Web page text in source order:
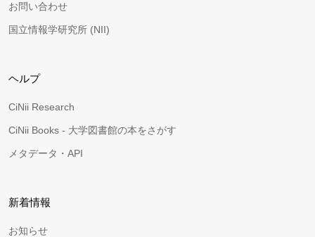
お問い合わせ
国立情報学研究所 (NII)
ヘルプ
CiNii Research
CiNii Books - 大学図書館の本をさがす
メタデータ・API
新着情報
お知らせ